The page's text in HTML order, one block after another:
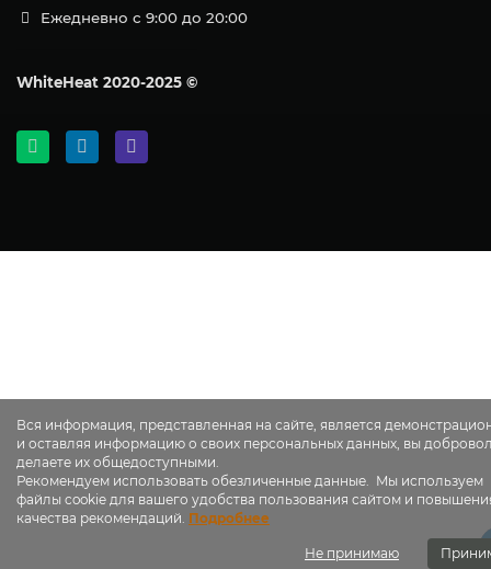
Вся информация, представленная на сайте, является
и оставляя информацию о своих персональных данных, вы
делаете их общедоступными.
Рекомендуем использовать обезличенные данные. Мы используем
файлы cookie для вашего удобства пользования сайтом и
качества рекомендаций. Подробнее
Не принимаю
Ежедневно с 9:00 до 20:00
WhiteHeat 2020-2025 ©